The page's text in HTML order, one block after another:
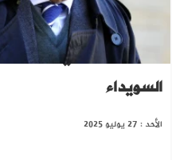
جنبلاط: الهجري يسعى
السويداء
الأحد : 27 يوليو 2025